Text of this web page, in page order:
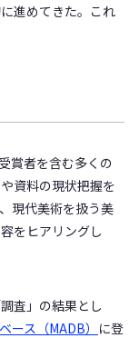
進めてきた。これ
賞者を含む多くの
資料の現状把握を
現代美術を扱う美
をヒアリングし
査」の結果とし
ース（MADB） に登